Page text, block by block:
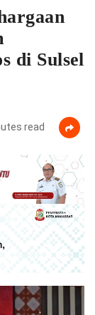
di Sulsel
read